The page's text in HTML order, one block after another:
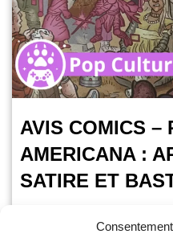
AVIS COMICS –
AMERICANA :
SATIRE ET